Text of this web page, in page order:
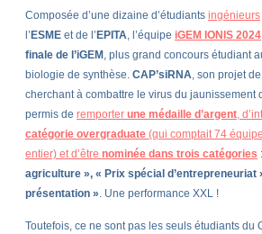
Composée d’une dizaine d’étudiants ingénieurs
l’ ESME et de l’ EPITA, l’équipe iGEM IONIS 2024
finale de l’iGEM , plus grand concours étudiant
biologie de synthèse. CAP’siRNA, son projet
cherchant à combattre le virus du jaunissement
permis de remporter une médaille d’argent,
catégorie overgraduate (qui comptait 74
entier) et d’être nominée dans trois catégories :
agriculture », « Prix spécial d’entrepreneuriat
présentation ». Une performance XXL !
Toutefois, ce ne sont pas les seuls étudiants du